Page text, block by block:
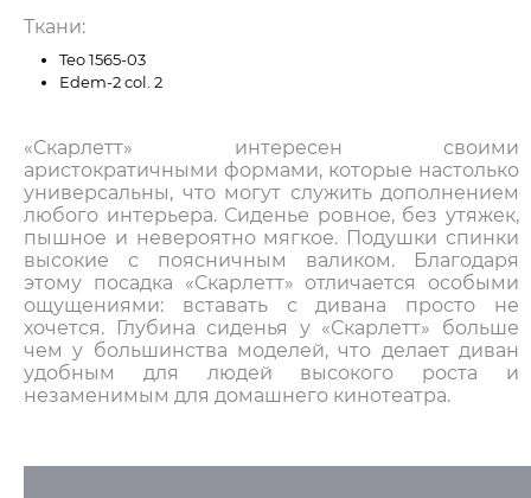
Ткани:
Teo 1565-03
Edem-2 col. 2
«Скарлетт» интересен своими
аристократичными формами, которые настолько
универсальны, что могут служить дополнением
любого интерьера. Сиденье ровное, без утяжек,
пышное и невероятно мягкое. Подушки спинки
высокие с поясничным валиком. Благодаря
этому посадка «Скарлетт» отличается особыми
ощущениями: вставать с дивана просто не
хочется. Глубина сиденья у «Скарлетт» больше
чем у большинства моделей, что делает диван
удобным для людей высокого роста и
незаменимым для домашнего кинотеатра.